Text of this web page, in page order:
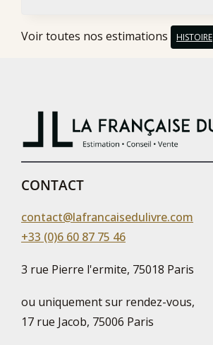
Voir toutes nos estimations HISTOIRE
CONTACT
contact@lafrancaisedulivre.com
+33 (0)6 60 87 75 46
3 rue Pierre l'ermite, 75018 Paris
ou uniquement sur rendez-vous,
17 rue Jacob, 75006 Paris